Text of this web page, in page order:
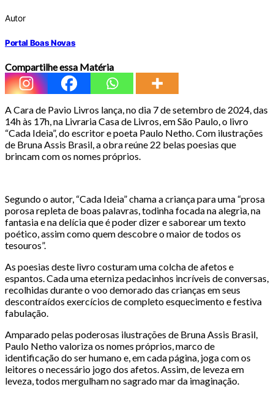
Autor
Portal Boas Novas
Compartilhe essa Matéria
A Cara de Pavio Livros lança, no dia 7 de setembro de 2024, das
14h às 17h, na Livraria Casa de Livros, em São Paulo, o livro
“Cada Ideia”, do escritor e poeta Paulo Netho. Com ilustrações
de Bruna Assis Brasil, a obra reúne 22 belas poesias que
brincam com os nomes próprios.
Segundo o autor, “Cada Ideia” chama a criança para uma “prosa
porosa repleta de boas palavras, todinha focada na alegria, na
fantasia e na delícia que é poder dizer e saborear um texto
poético, assim como quem descobre o maior de todos os
tesouros”.
As poesias deste livro costuram uma colcha de afetos e
espantos. Cada uma eterniza pedacinhos incríveis de conversas,
recolhidas durante o voo demorado das crianças em seus
descontraídos exercícios de completo esquecimento e festiva
fabulação.
Amparado pelas poderosas ilustrações de Bruna Assis Brasil,
Paulo Netho valoriza os nomes próprios, marco de
identificação do ser humano e, em cada página, joga com os
leitores o necessário jogo dos afetos. Assim, de leveza em
leveza, todos mergulham no sagrado mar da imaginação.